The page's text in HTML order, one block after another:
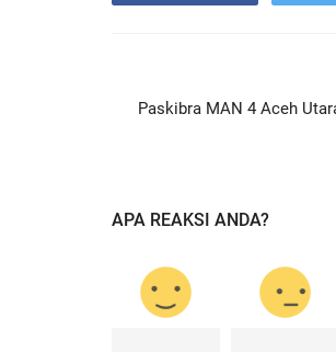
Paskibra MAN 4 Aceh
APA REAKSI ANDA?